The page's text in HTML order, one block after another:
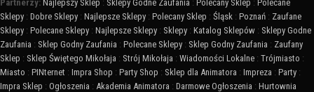
Partnerzy: Najlepszy Sklep : Sklepy Godne Zaufania : Polecany Sklep : Polecane
Sklepy : Dobre Sklepy : Najlepsze Sklepy : Polecany Sklep : Śląsk : Poznań : Zaufane
Sklepy : Polecane Sklepy : Najlepsze Sklepy : Sklepy : Katalog Sklepów : Sklepy Godne
Zaufania : Sklep Godny Zaufania : Polecane Sklepy : Sklep Godny Zaufania : Zaufany
Sklep : Sklep Świętego Mikołaja : Strój Mikołaja : Wiadomości Lokalne : Trójmiasto :
Miasto : PINternet : Impra Shop : Party Shop : Sklep dla Animatora : Impreza : Party :
Impra Sklep : Ogłoszenia : Akademia Animatora : Darmowe Ogłoszenia : Hurtownia